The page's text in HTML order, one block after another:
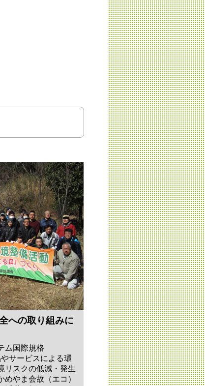
への取り組みに
ム国際規格
サービスによる環
リスクの低減・発生
やま会故（エコ）